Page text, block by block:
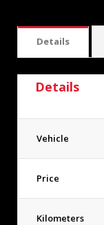
Details
Details
Vehicle
Price
Kilometers